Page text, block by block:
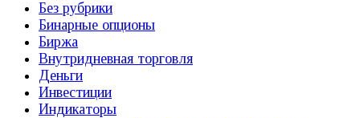
Без рубрики
Бинарные опционы
Биржа
Внутридневная торговля
Деньги
Инвестиции
Индикаторы